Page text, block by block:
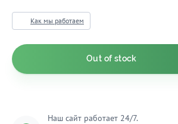
Как мы работаем
Out of stock
Наш сайт работает 24/7.